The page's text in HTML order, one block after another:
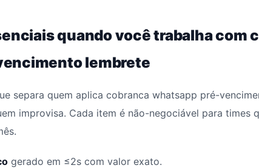
quando você trabalha com
lembrete
separa quem aplica cobranca whatsapp pré-
improvisa. Cada item é não-negociável para times
gerado em ≤2s com valor exato.